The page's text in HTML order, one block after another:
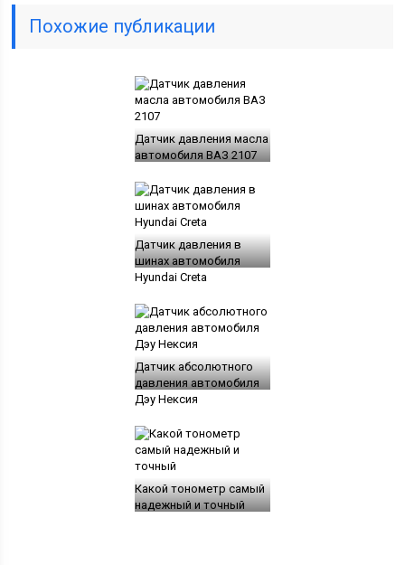
Похожие публикации
Датчик давления масла
автомобиля ВАЗ 2107
Датчик давления в
шинах автомобиля
Hyundai Creta
Датчик абсолютного
давления автомобиля
Дэу Нексия
Какой тонометр самый
надежный и точный